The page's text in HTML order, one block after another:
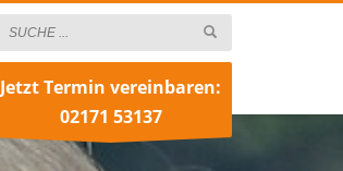
Jetzt Termin vereinbaren:
02171 53137